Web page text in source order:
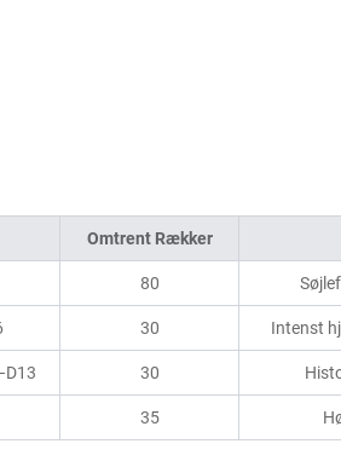
Omtrent Rækker
80
30 Intenst
30
35